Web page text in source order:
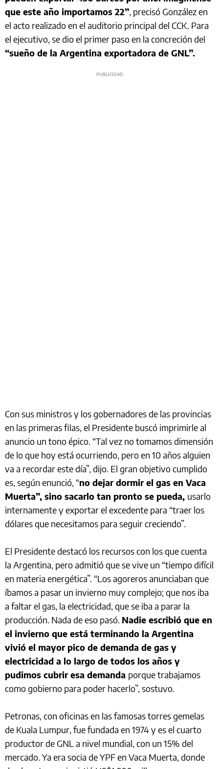
que este año importamos 22”, precisó González en
el acto realizado en el auditorio principal del CCK. Para
el ejecutivo, se dio el primer paso en la concreción del
“sueño de la Argentina exportadora de GNL”.
Con sus ministros y los gobernadores de las provincias
en las primeras filas, el Presidente buscó imprimirle al
anuncio un tono épico. “Tal vez no tomamos dimensión
de lo que hoy está ocurriendo, pero en 10 años alguien
va a recordar este día”, dijo. El gran objetivo cumplido
es, según enunció, “no dejar dormir el gas en Vaca
Muerta”, sino sacarlo tan pronto se pueda, usarlo
internamente y exportar el excedente para “traer los
dólares que necesitamos para seguir creciendo”.
El Presidente destacó los recursos con los que cuenta
la Argentina, pero admitió que se vive un “tiempo difícil
en materia energética”. “Los agoreros anunciaban que
íbamos a pasar un invierno muy complejo; que nos iba
a faltar el gas, la electricidad, que se iba a parar la
producción. Nada de eso pasó. Nadie escribió que en
el invierno que está terminando la Argentina
vivió el mayor pico de demanda de gas y
electricidad a lo largo de todos los años y
pudimos cubrir esa demanda porque trabajamos
como gobierno para poder hacerlo”, sostuvo.
Petronas, con oficinas en las famosas torres gemelas
de Kuala Lumpur, fue fundada en 1974 y es el cuarto
productor de GNL a nivel mundial, con un 15% del
mercado. Ya era socia de YPF en Vaca Muerta, donde